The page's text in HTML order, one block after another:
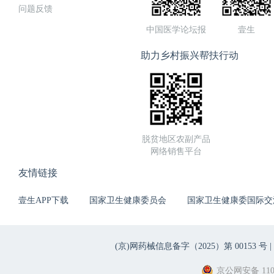
问题反馈
中国医学论坛报 壹生
助力乡村振兴帮扶行动
脱贫地区农副产品
网络销售平台
友情链接
壹生APP下载 国家卫生健康委员会 国家卫生健康委国际
(京)网药械信息备字（2025）第 00153 号 |
京公网安备